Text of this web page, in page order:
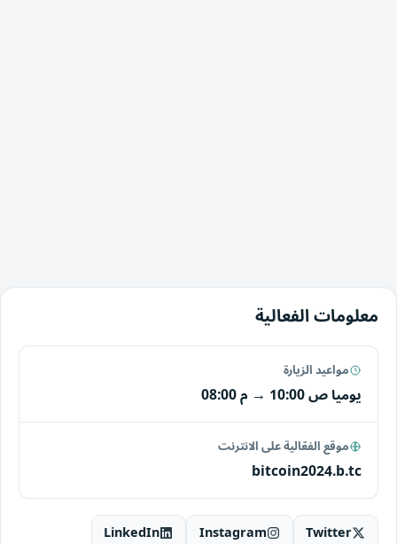
معلومات الفعالية
مواعيد الزيارة
يوميا10:00 ص → 08:00 م
موقع الفعّالية على الانترنت
bitcoin2024.b.tc
Twitter
Instagram
LinkedIn